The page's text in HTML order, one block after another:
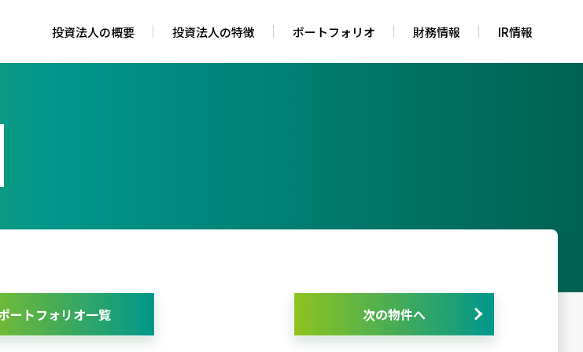
投資法人の概要 投資法人の特徴 ポートフォリオ 財務情報 IR情報
ートフォリオ一覧 次の物件へ